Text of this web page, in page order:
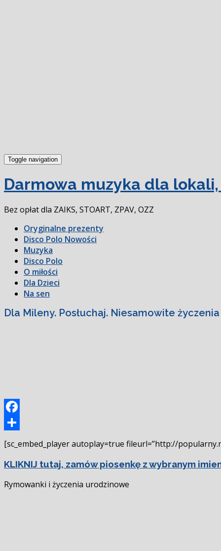
Toggle navigation
Darmowa muzyka dla
Bez opłat dla ZAIKS, STOART, ZPAV, OZZ
Oryginalne prezenty
Disco Polo Nowości
Muzyka
Disco Polo
O miłości
Dla Dzieci
Na sen
Dla Mileny. Posłuchaj. Niesamowite
Facebook
[sc_embed_player autoplay=true fileurl=”http://
KLIKNIJ tutaj, zamów piosenkę z wybranym
Rymowanki i życzenia urodzinowe